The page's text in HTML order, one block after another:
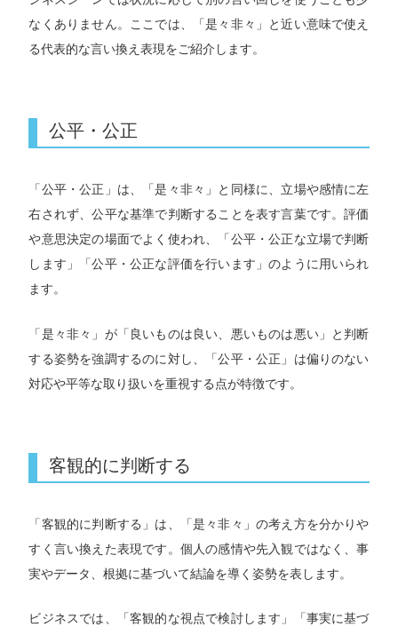
なくありません。ここでは、「是々非々」と近い意味で使え
る代表的な言い換え表現をご紹介します。
公平・公正
「公平・公正」は、「是々非々」と同様に、立場や感情に左
右されず、公平な基準で判断することを表す言葉です。評価
や意思決定の場面でよく使われ、「公平・公正な立場で判断
します」「公平・公正な評価を行います」のように用いられ
ます。
「是々非々」が「良いものは良い、悪いものは悪い」と判断
する姿勢を強調するのに対し、「公平・公正」は偏りのない
対応や平等な取り扱いを重視する点が特徴です。
客観的に判断する
「客観的に判断する」は、「是々非々」の考え方を分かりや
すく言い換えた表現です。個人の感情や先入観ではなく、事
実やデータ、根拠に基づいて結論を導く姿勢を表します。
ビジネスでは、「客観的な視点で検討します」「事実に基づ